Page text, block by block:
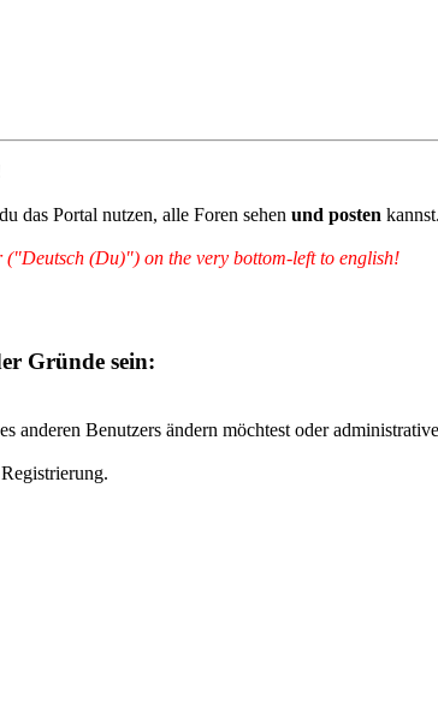
das Portal nutzen, alle Foren sehen und posten kannst.
("Deutsch (Du)") on the very bottom-left to english!
Gründe sein:
Benutzers ändern möchtest oder